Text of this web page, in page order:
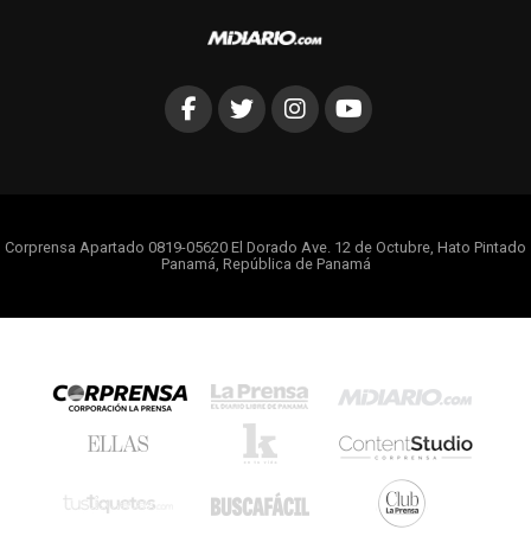
Corprensa Apartado 0819-05620 El Dorado Ave. 12 de Octubre, Hato Pintado
Panamá, República de Panamá